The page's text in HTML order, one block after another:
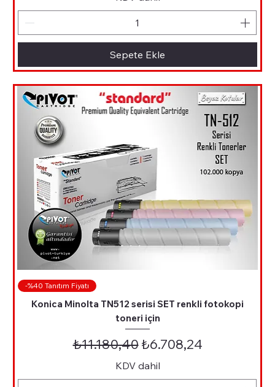
Sepete Ekle
-%40 Tanıtım Fiyatı
Konica Minolta TN512 serisi SET renkli fotokopi
toneri için
Normal Fiyat
₺11.180,40İndirimli Fiyat
₺6.708,24
KDV dahil